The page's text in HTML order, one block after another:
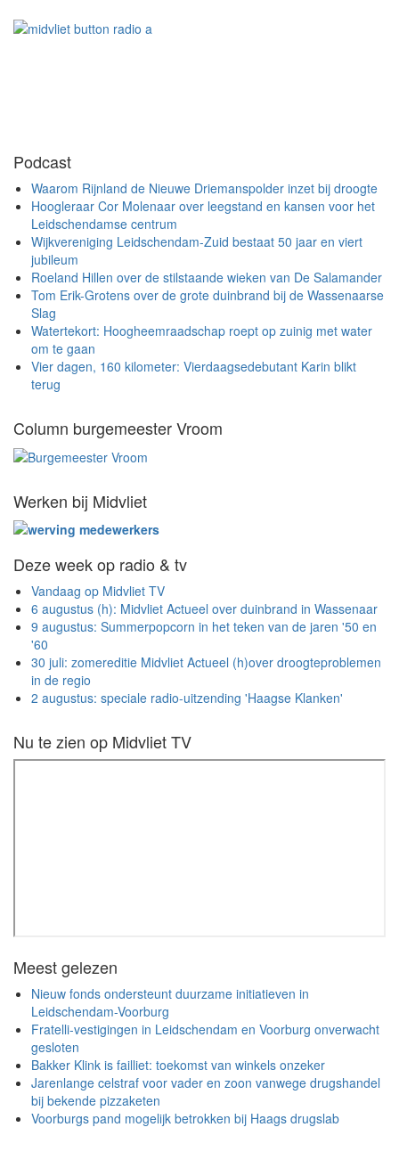
Podcast
Waarom Rijnland de Nieuwe Driemanspolder inzet bij droogte
Hoogleraar Cor Molenaar over leegstand en kansen voor het
Leidschendamse centrum
Wijkvereniging Leidschendam-Zuid bestaat 50 jaar en viert
jubileum
Roeland Hillen over de stilstaande wieken van De Salamander
Tom Erik-Grotens over de grote duinbrand bij de Wassenaarse
Slag
Watertekort: Hoogheemraadschap roept op zuinig met water
om te gaan
Vier dagen, 160 kilometer: Vierdaagsedebutant Karin blikt
terug
Column burgemeester Vroom
Werken bij Midvliet
Deze week op radio & tv
Vandaag op Midvliet TV
6 augustus (h): Midvliet Actueel over duinbrand in Wassenaar
9 augustus: Summerpopcorn in het teken van de jaren '50 en
'60
30 juli: zomereditie Midvliet Actueel (h)over droogteproblemen
in de regio
2 augustus: speciale radio-uitzending 'Haagse Klanken'
Nu te zien op Midvliet TV
Meest gelezen
Nieuw fonds ondersteunt duurzame initiatieven in
Leidschendam-Voorburg
Fratelli-vestigingen in Leidschendam en Voorburg onverwacht
gesloten
Bakker Klink is failliet: toekomst van winkels onzeker
Jarenlange celstraf voor vader en zoon vanwege drugshandel
bij bekende pizzaketen
Voorburgs pand mogelijk betrokken bij Haags drugslab